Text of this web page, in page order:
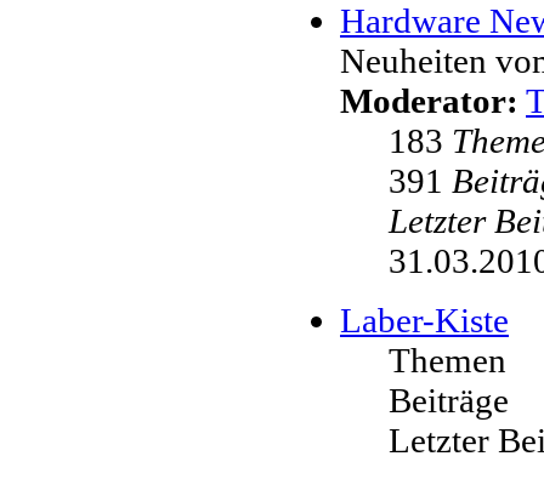
Hardware
Neuheiten
Moderator:
183
391
Letzter
Laber-Kiste
Themen
Beiträge
Letzter